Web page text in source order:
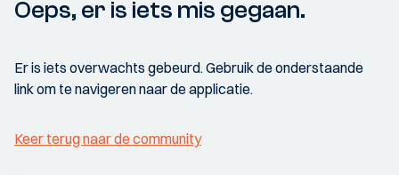
Oeps, er is iets mis gegaan.
Er is iets overwachts gebeurd. Gebruik de onderstaande
link om te navigeren naar de applicatie.
Keer terug naar de community